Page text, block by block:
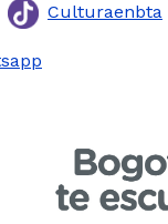
Culturaenbta